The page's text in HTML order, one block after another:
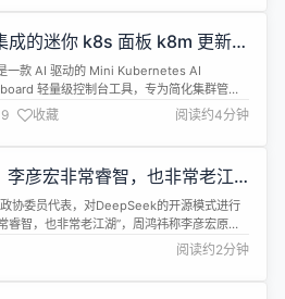
中文官网 官方文档 在线 Demo 汇总一周
目前更新包括的版本更新包括三个分支：
成的迷你 k8s 面板 k8m 更新，
参数 AI 划词解释、参数对
让你看的清看的明白
一款 AI 驱动的 Mini Kubernetes AI
轻量级控制台工具，专为简化集群管理
它基于 AMIS 构建，并通过kom作为
API 客户端，k8m内置了 Qwen2.5-
7B 模型交互能力，同时支持接入您自己的私
g...
收藏 阅读约4分钟
李彦宏非常睿智，也非常老江
协委员代表，对DeepSeek的开源模式进行
睿智，也非常老江湖”，周鸿祎称李彦宏原来
的模式是接近OpenAI的，但他比OpenAI更聪
鸿祎进一步分析称：“自百度宣布开源后，阿
下，没准字节也会开源。一般来说，...
阅读约2分钟